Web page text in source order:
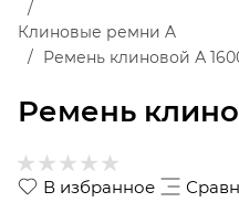
Ремень
Клиновые ремни A
Ремень клиновой А
В избранное